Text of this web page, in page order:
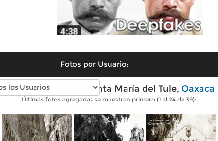
Fotos por Usuario:
Fotos antiguas de Santa María del Tule, Oaxaca
Últimas fotos agregadas se muestran primero (1 al 24 de 39):